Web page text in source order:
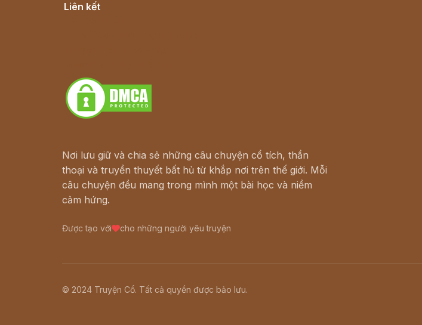
Liên kết
Nơi lưu giữ và chia sẻ những câu chuyện cổ tích, thần
thoại và truyền thuyết bất hủ từ khắp nơi trên thế giới. Mỗi
câu chuyện đều mang trong mình một bài học và niềm
cảm hứng.
Được tạo với cho những người yêu truyện
© 2024 Truyện Cổ. Tất cả quyền được bảo lưu.